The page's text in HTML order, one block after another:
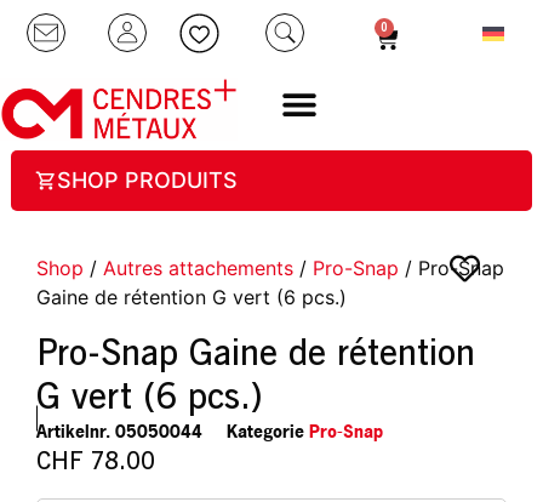
0
SHOP PRODUITS
Shop / Autres attachements / Pro-Snap / Pro-Snap
Gaine de rétention G vert (6 pcs.)
Pro-Snap Gaine de rétention
G vert (6 pcs.)
Artikelnr. 05050044 Kategorie Pro-Snap
CHF 78.00